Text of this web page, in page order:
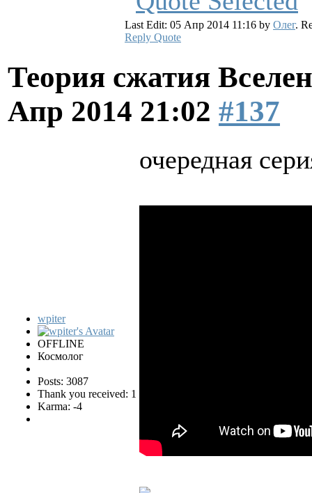
Last Edit: 05 Апр 2014 11:16 by Олег.
Reply Quote
Теория сжатия
Апр 2014 21:02 #137
wpiter
OFFLINE
Космолог
Posts: 3087
Thank you received: 1
Karma: -4
очередная